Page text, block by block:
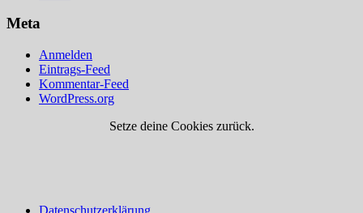
Meta
Anmelden
Eintrags-Feed
Kommentar-Feed
WordPress.org
Setze deine Cookies zurück.